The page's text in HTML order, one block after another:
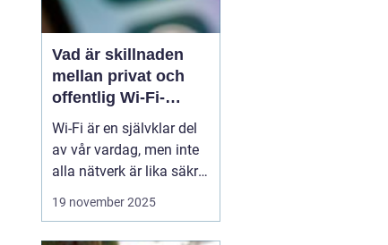
Vad är skillnaden
mellan privat och
offentlig Wi-Fi-
säkerhet?
Wi-Fi är en självklar del
av vår vardag, men inte
alla nätverk är lika säkra.
Privata nätverk hemma
19 november 2025